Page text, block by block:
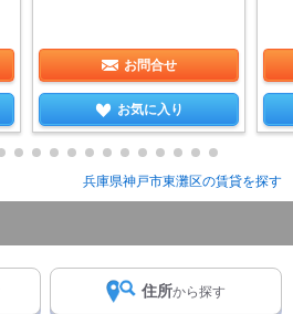
お問合せ
お気に入り
兵庫県神戸市東灘区の賃貸を探す
住所から探す